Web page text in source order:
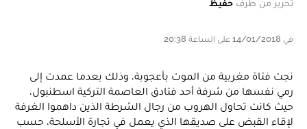
تحرير من طرف حفيظ
في 14/01/2018 على الساعة 20:38
نجت فتاة مغربية من الموت بأعجوبة، وذلك بعدما عمدت إلى
رمي نفسها من شرفة أحد فتادق العاصمة التركية اسطنبول،
حيث كانت تحاول الهروب من رجال الشرطة الذين داهموا الغرفة
لإقاء القبض على صديقها الذي يعمل في تجارة الأسلحة، حسب